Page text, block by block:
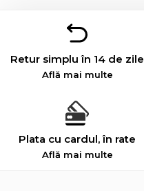
Retur simplu în 14 de zile
Află mai multe
Plata cu cardul, în rate
Află mai multe